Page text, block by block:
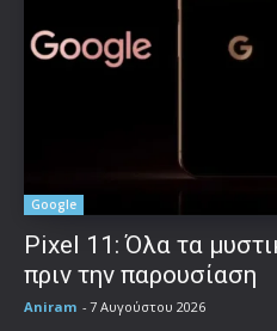
Google
Pixel 11: Όλα τα
πριν την παρουσίαση
Aniram - 7 Αυγούστου 2026